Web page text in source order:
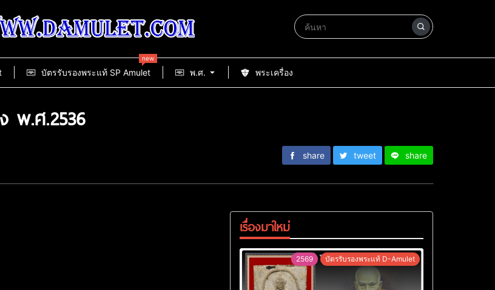
บัตรรับรองพระแท้ SP Amulet
new
พ.ศ. พระเครื่อง
พ.ศ.2536
share tweet share
เรื่องมาใหม่
2569 บัตรรับรองพระแท้ D-Amulet